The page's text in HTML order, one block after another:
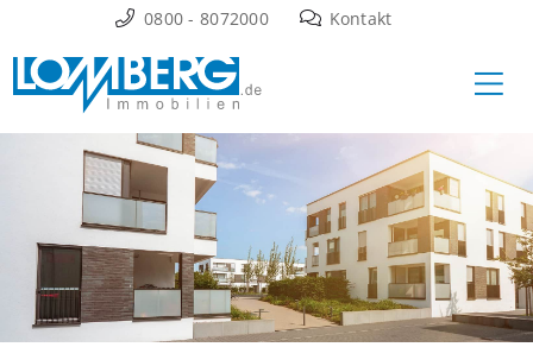
Inhalt
springen
0800 - 8072000 Kontakt